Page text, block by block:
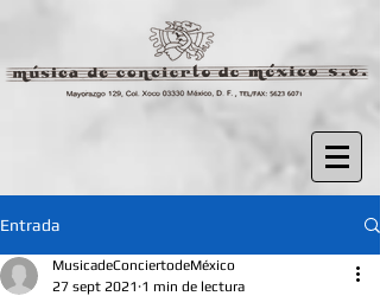
Entrada
MusicadeConciertodeMéxico
27 sept 2021 1 min de lectura